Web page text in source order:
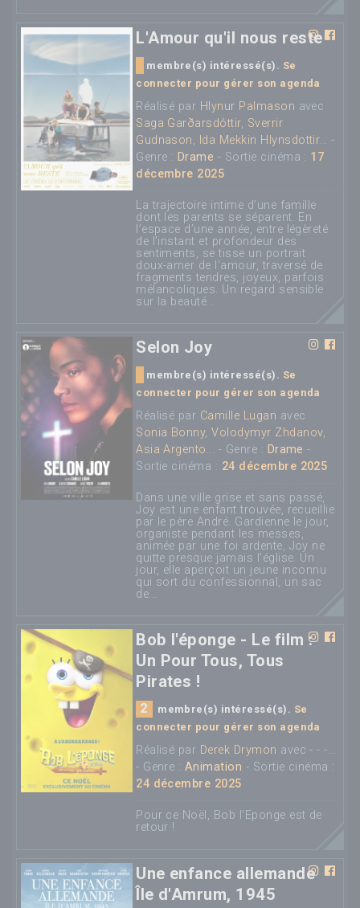
L'Amour qu'il nous reste
membre(s) intéressé(s). Se
connecter pour gérer son agenda
Réalisé par Hlynur Palmason avec
Saga Garðarsdóttir, Sverrir
Gudnason, Ida Mekkin Hlynsdottir... -
Genre : Drame - Sortie cinéma : 17
décembre 2025
La trajectoire intime d’une famille
dont les parents se séparent. En
l’espace d’une année, entre légèreté
de l’instant et profondeur des
sentiments, se tisse un portrait
doux-amer de l’amour, traversé de
fragments tendres, joyeux, parfois
mélancoliques. Un regard sensible
sur la beauté...
Selon Joy
membre(s) intéressé(s). Se
connecter pour gérer son agenda
Réalisé par Camille Lugan avec
Sonia Bonny,Volodymyr Zhdanov,
Asia Argento... - Genre : Drame -
Sortie cinéma : 24 décembre 2025
Dans une ville grise et sans passé,
Joy est une enfant trouvée, recueillie
par le père André. Gardienne le jour,
organiste pendant les messes,
animée par une foi ardente, Joy ne
quitte presque jamais l'église. Un
jour, elle aperçoit un jeune inconnu
qui sort du confessionnal, un sac
de...
Bob l'éponge - Le film :
Un Pour Tous, Tous
Pirates !
2 membre(s) intéressé(s). Se
connecter pour gérer son agenda
Réalisé par Derek Drymon avec - - -...
- Genre : Animation - Sortie cinéma :
24 décembre 2025
Pour ce Noël, Bob l'Eponge est de
retour !
Une enfance allemande
Île d'Amrum, 1945